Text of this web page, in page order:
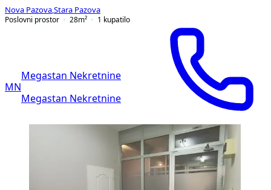
Nova Pazova Stara Pazova
Poslovni prostor
28m² 1 kupatilo
MN
Megastan Nekretnine
Megastan Nekretnine